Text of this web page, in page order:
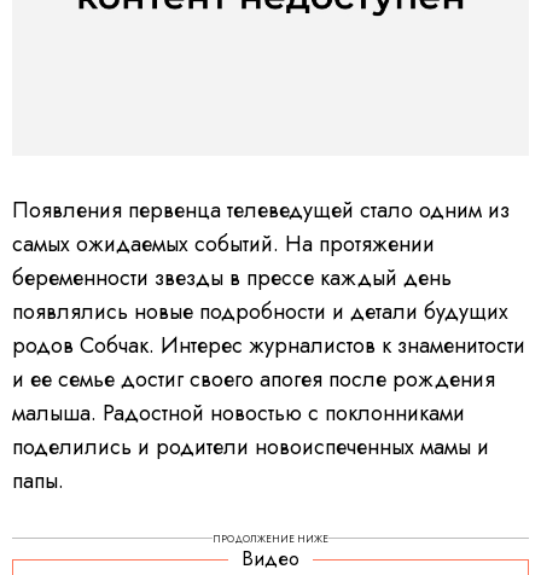
Появления первенца телеведущей стало одним из
самых ожидаемых событий. На протяжении
беременности звезды в прессе каждый день
появлялись новые подробности и детали будущих
родов Собчак. Интерес журналистов к знаменитости
и ее семье достиг своего апогея после рождения
малыша. Радостной новостью с поклонниками
поделились и родители новоиспеченных мамы и
папы.
ПРОДОЛЖЕНИЕ НИЖЕ
Видео